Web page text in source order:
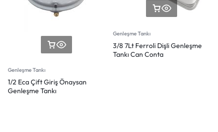
Genleşme Tankı
1/2 Eca Çift Giriş Önaysan
Genleşme Tankı
Genleşme Tankı
3/8 7Lt Ferroli Dişli Genleşme
Tankı Can Conta